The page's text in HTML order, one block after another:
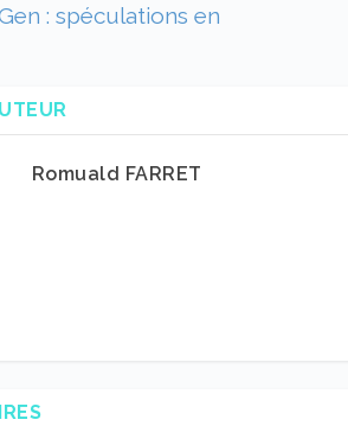
: spéculations en
Romuald FARRET